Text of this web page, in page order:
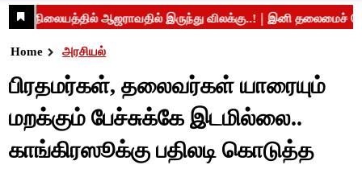
Home அரசியல்
பிரதமர்கள், தலைவர்கள் யாரையும்
மறக்கும் பேச்சுக்கே இடமில்லை..
காங்கிரஸூக்கு பதிலடி கொடுத்த